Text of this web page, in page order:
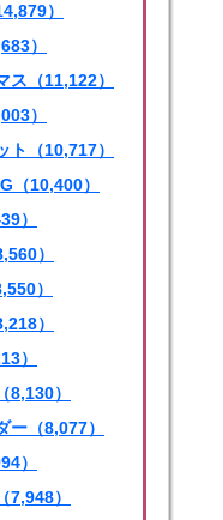
）
）
ス（11,122）
）
ト（10,717）
（10,400）
）
）
）
）
）
8,130）
ー（8,077）
）
7,948）